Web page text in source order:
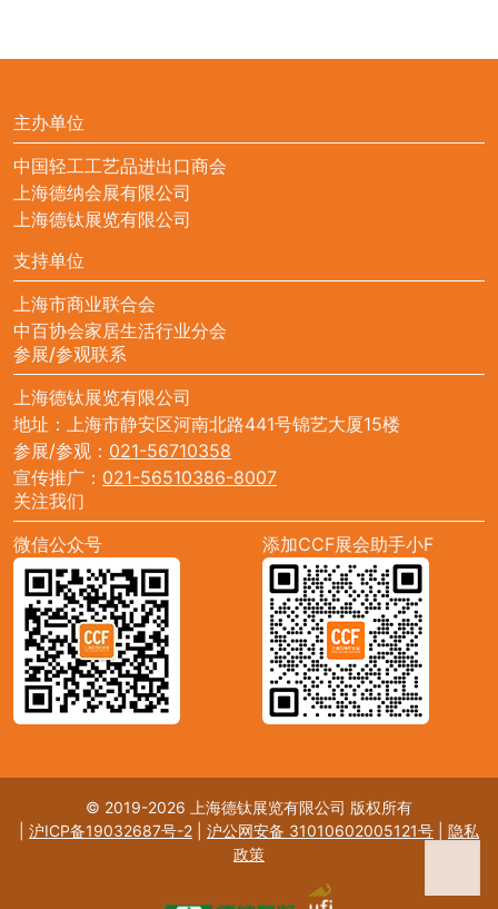
主办单位
中国轻工工艺品进出口商会
上海德纳会展有限公司
上海德钛展览有限公司
支持单位
上海市商业联合会
中百协会家居生活行业分会
参展/参观联系
上海德钛展览有限公司
地址：上海市静安区河南北路441号锦艺大厦15楼
参展/参观： 021-56710358
宣传推广： 021-56510386-8007
关注我们
微信公众号
添加CCF展会助手小F
© 2019-2026 上海德钛展览有限公司 版权所有
沪ICP备19032687号-2 沪公网安备 31010602005121号
隐私
政策